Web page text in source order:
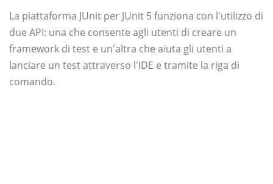
La piattaforma JUnit per JUnit 5 funziona con l'utilizzo di
due API: una che consente agli utenti di creare un
framework di test e un'altra che aiuta gli utenti a
lanciare un test attraverso l'IDE e tramite la riga di
comando.